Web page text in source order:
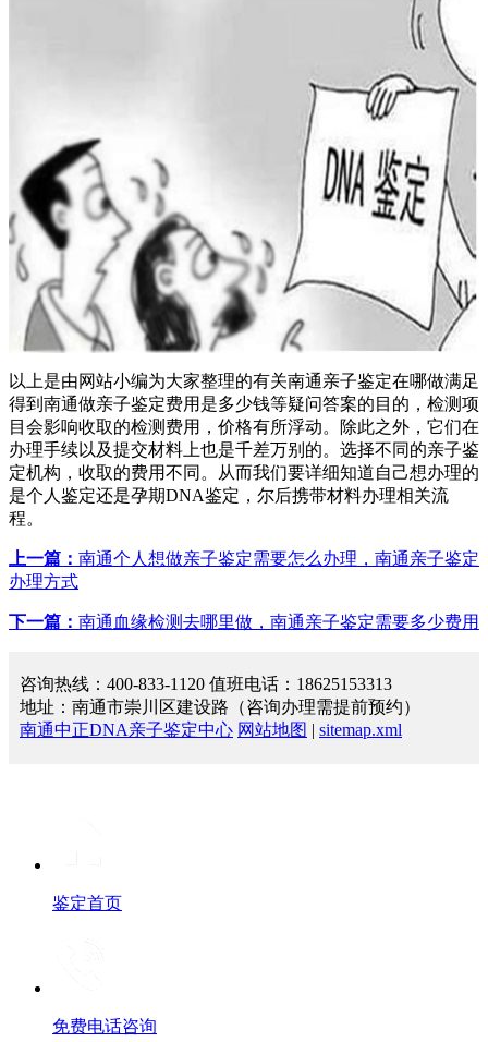
以上是由网站小编为大家整理的有关南通亲子鉴定在哪做满足
得到南通做亲子鉴定费用是多少钱等疑问答案的目的，检测项
目会影响收取的检测费用，价格有所浮动。除此之外，它们在
办理手续以及提交材料上也是千差万别的。选择不同的亲子鉴
定机构，收取的费用不同。从而我们要详细知道自己想办理的
是个人鉴定还是孕期DNA鉴定，尔后携带材料办理相关流
程。
上一篇： 南通个人想做亲子鉴定需要怎么办理，南通亲子鉴定
办理方式
下一篇： 南通血缘检测去哪里做，南通亲子鉴定需要多少费用
咨询热线：400-833-1120 值班电话：18625153313
地址：南通市崇川区建设路（咨询办理需提前预约）
南通中正DNA亲子鉴定中心 网站地图 | sitemap.xml
鉴定首页
免费电话咨询